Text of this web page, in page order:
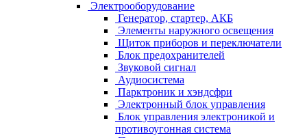
Электрооборудование
Генератор, стартер, АКБ
Элементы наружного освещения
Щиток приборов и переключатели
Блок предохранителей
Звуковой сигнал
Аудиосистема
Парктроник и хэндсфри
Электронный блок управления
Блок управления электроникой и
противоугонная система